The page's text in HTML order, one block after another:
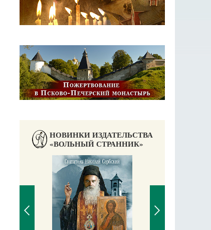
НОВИНКИ ИЗДАТЕЛЬСТВА
«ВОЛЬНЫЙ СТРАННИК»